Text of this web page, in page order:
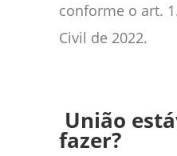
conforme o art.
Civil de 2022.
União
fazer?